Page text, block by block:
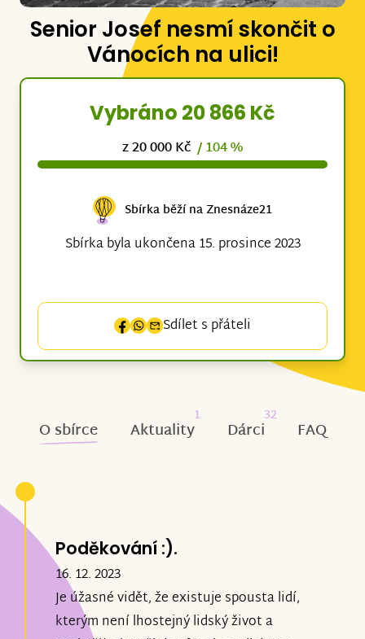
Senior Josef nesmí skončit o
Vánocích na ulici!
Vybráno 20 866 Kč
z 20 000 Kč / 104 %
Sbírka běží na Znesnáze21
Sbírka byla ukončena 15. prosince 2023
Sdílet s přáteli
O sbírce Aktuality
1
Dárci
32
FAQ
Poděkování :).
16. 12. 2023
Je úžasné vidět, že existuje spousta lidí,
kterým není lhostejný lidský život a